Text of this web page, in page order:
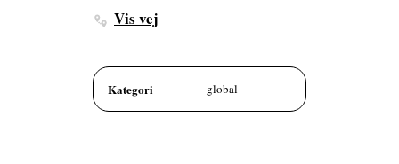
Vis vej
Kategori global